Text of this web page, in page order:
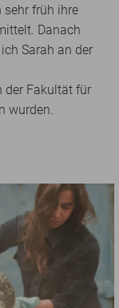
sehr früh ihre
Danach
Sarah an der
der Fakultät für
wurden.